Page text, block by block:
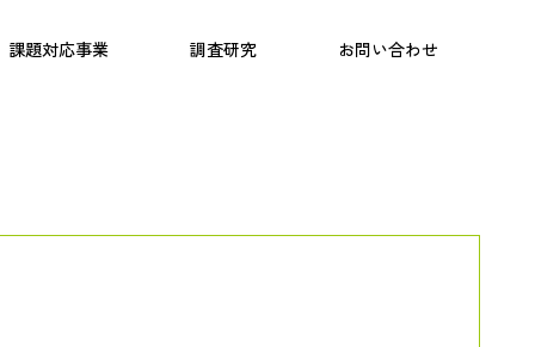
課題対応事業 調査研究 お問い合わせ
プログラム こども研究所